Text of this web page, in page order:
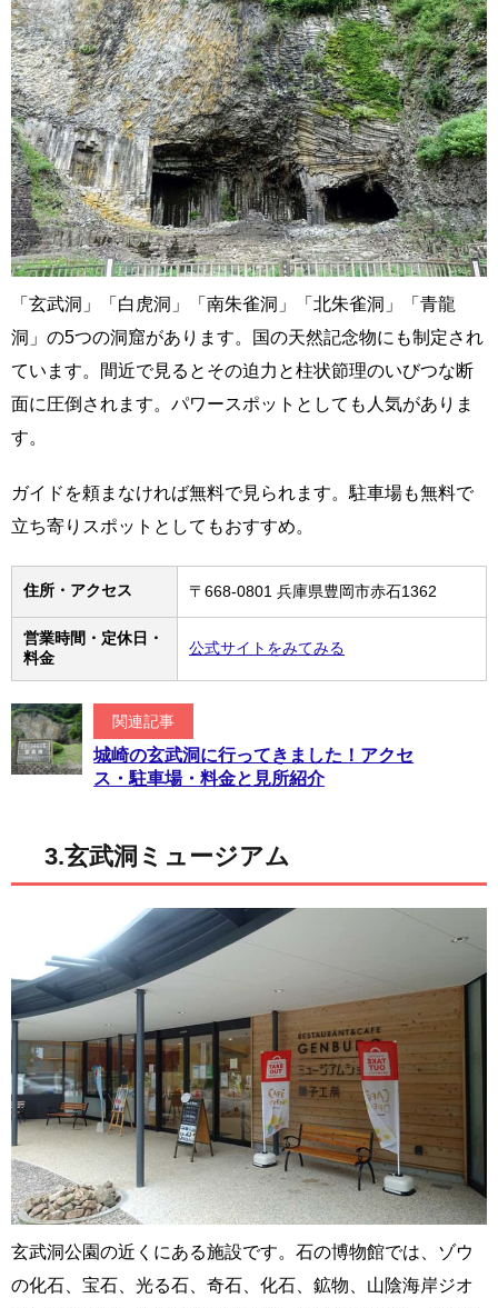
「玄武洞」「白虎洞」「南朱雀洞」「北朱雀洞」「青龍
洞」の5つの洞窟があります。国の天然記念物にも制定され
ています。間近で見るとその迫力と柱状節理のいびつな断
面に圧倒されます。パワースポットとしても人気がありま
す。
ガイドを頼まなければ無料で見られます。駐車場も無料で
立ち寄りスポットとしてもおすすめ。
住所・アクセス 〒668-0801 兵庫県豊岡市赤石1362
営業時間・定休日・
料金
公式サイトをみてみる
関連記事
城崎の玄武洞に行ってきました！アクセ
ス・駐車場・料金と見所紹介
3.玄武洞ミュージアム
玄武洞公園の近くにある施設です。石の博物館では、ゾウ
の化石、宝石、光る石、奇石、化石、鉱物、山陰海岸ジオ